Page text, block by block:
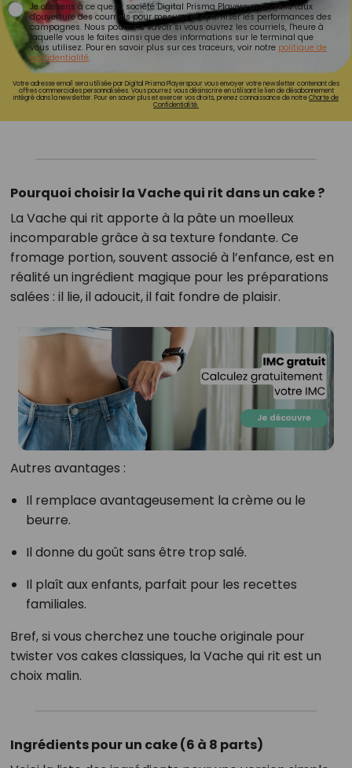
Je consens à ce que la société Digital Prisma Players analyse le taux
d'ouverture des courriels pour mesurer et optimiser les performances des
campagnes. Nous pourrons savoir si vous ouvrez les courriels, l'heure à
laquelle vous le faites ainsi que des informations sur le terminal que
vous utilisez. Pour en savoir plus sur ces traceurs, voir notre politique de
confidentialité.
Votre adresse email sera utilisée par Digital Prisma Playerspour vous envoyer votre newsletter contenant des
offres commerciales personnalisées. Vous pourrez vous désinscrire en utilisant le lien de désabonnement
intégré dans la newsletter. Pour en savoir plus et exercer vos droits, prenez connaissance de notreCharte de
Confidentialité.
Pourquoi choisir la Vache qui rit dans un cake ?
La Vache qui rit apporte à la pâte un moelleux
incomparable grâce à sa texture fondante. Ce
fromage portion, souvent associé à l’enfance, est en
réalité un ingrédient magique pour les préparations
salées : il lie, il adoucit, il fait fondre de plaisir.
Autres avantages :
Il remplace avantageusement la crème ou le
beurre.
Il donne du goût sans être trop salé.
Il plaît aux enfants, parfait pour les recettes
familiales.
Bref, si vous cherchez une touche originale pour
twister vos cakes classiques, la Vache qui rit est un
choix malin.
Ingrédients pour un cake (6 à 8 parts)